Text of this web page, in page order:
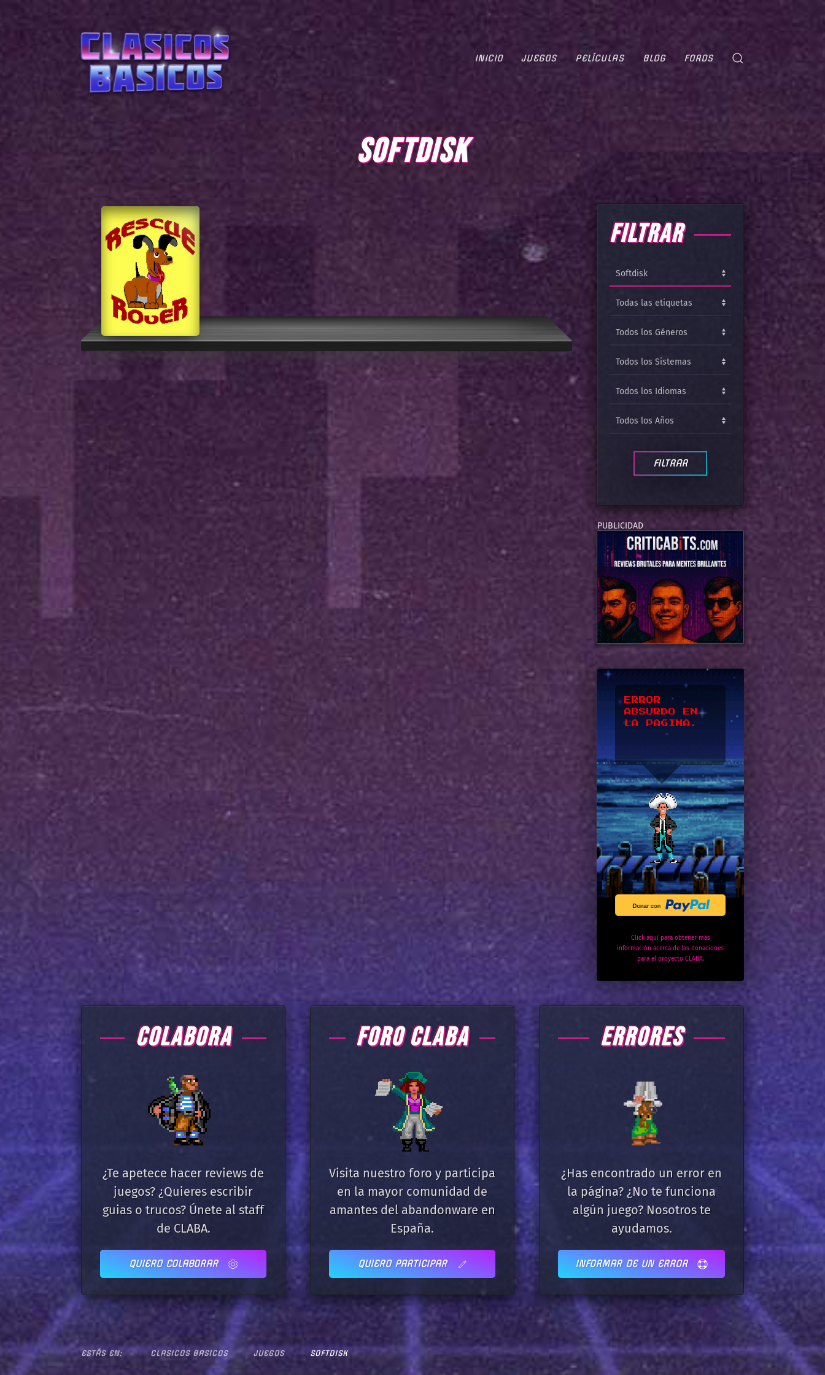
INICIO JUEGOS PELÍCULAS BLOG FOROS
SOFTDISK
FILTRAR
*UPSSS*
Click aquí para obtener más
información acerca de las donaciones
para el proyecto CLABA.
COLABORA
¿Te apetece hacer reviews de
juegos? ¿Quieres escribir
guias o trucos? Únete al staff
de CLABA.
QUIERO COLABORAR
FORO CLABA
Visita nuestro foro y participa
en la mayor comunidad de
amantes del abandonware en
España.
QUIERO PARTICIPAR
ERRORES
¿Has encontrado un error en
la página? ¿No te funciona
algún juego? Nosotros te
ayudamos.
INFORMAR DE UN ERROR
ESTÁS EN: CLASICOS BASICOS JUEGOS SOFTDISK